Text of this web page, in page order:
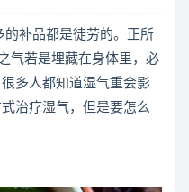
补品都是徒劳的。正所
气若是埋藏在身体里，必
多人都知道湿气重会影
治疗湿气，但是要怎么